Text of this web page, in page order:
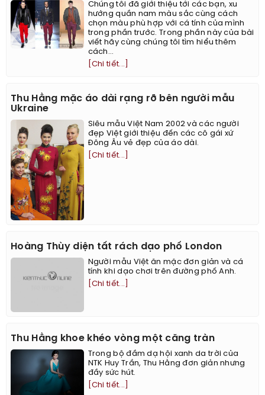
Chúng tôi đã giới thiệu tới các bạn, xu
hướng quần nam màu sắc cùng cách
chọn màu phù hợp với cá tính của mình
trong phần trước. Trong phần này của bài
viết hãy cùng chúng tôi tìm hiểu thêm
cách...
[Chi tiết...]
Thu Hằng mặc áo dài rạng rỡ bên người mẫu
Ukraine
Siêu mẫu Việt Nam 2002 và các người
đẹp Việt giới thiệu đến các cô gái xứ
Đông Âu vẻ đẹp của áo dài.
[Chi tiết...]
Hoàng Thùy diện tất rách dạo phố London
Người mẫu Việt ăn mặc đơn giản và cá
tính khi dạo chơi trên đường phố Anh.
[Chi tiết...]
Thu Hằng khoe khéo vòng một căng tràn
Trong bộ đầm dạ hội xanh da trời của
NTK Huy Trần, Thu Hằng đơn giản nhưng
đầy sức hút.
[Chi tiết...]